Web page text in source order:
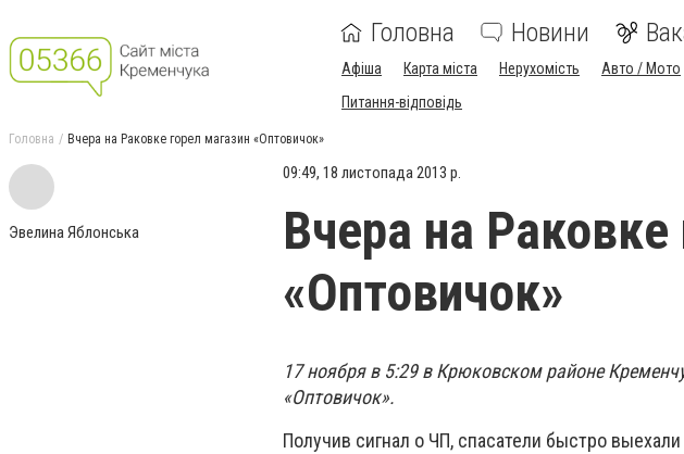
Головна Новини
Афіша Карта міста Нерухомість Авто / Мото
Питання-відповідь
Головна Вчера на Раковке горел магазин «Оптовичок»
Эвелина Яблонська
09:49, 18 листопада 2013 р.
Вчера на Раковке
«Оптовичок»
17 ноября в 5:29 в Крюковском районе
«Оптовичок».
Получив сигнал о ЧП, спасатели быстро